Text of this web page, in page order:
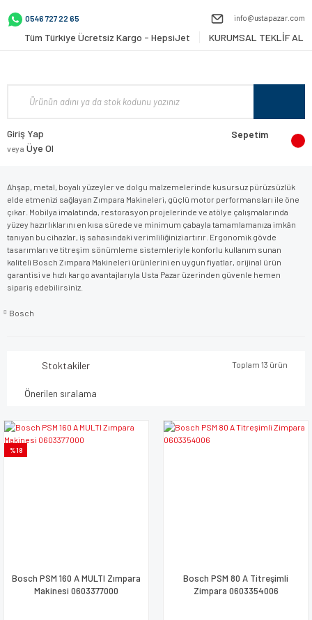
0546 727 22 65 info@ustapazar.com
Tüm Türkiye Ücretsiz Kargo - HepsiJet KURUMSAL TEKLİF AL
Giriş Yap
veya Üye Ol
Sepetim
Ahşap, metal, boyalı yüzeyler ve dolgu malzemelerinde kusursuz pürüzsüzlük
elde etmenizi sağlayan Zımpara Makineleri, güçlü motor performansları ile öne
çıkar. Mobilya imalatında, restorasyon projelerinde ve atölye çalışmalarında
yüzey hazırlıklarını en kısa sürede ve minimum çabayla tamamlamanıza imkân
tanıyan bu cihazlar, iş sahasındaki verimliliğinizi artırır. Ergonomik gövde
tasarımları ve titreşim sönümleme sistemleriyle konforlu kullanım sunan
kaliteli Bosch Zımpara Makineleri ürünlerini en uygun fiyatlar, orijinal ürün
garantisi ve hızlı kargo avantajlarıyla Usta Pazar üzerinden güvenle hemen
sipariş edebilirsiniz.
Bosch
Stoktakiler Toplam 13 ürün
%18
Bosch PSM 160 A MULTI Zımpara
Makinesi 0603377000
Bosch PSM 80 A Titreşimli
Zimpara 0603354006